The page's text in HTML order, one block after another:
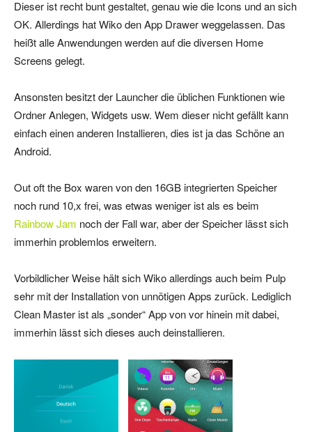
Dieser ist recht bunt gestaltet, genau wie die Icons und an sich
OK. Allerdings hat Wiko den App Drawer weggelassen. Das
heißt alle Anwendungen werden auf die diversen Home
Screens gelegt.
Ansonsten besitzt der Launcher die üblichen Funktionen wie
Ordner Anlegen, Widgets usw. Wem dieser nicht gefällt kann
einfach einen anderen Installieren, dies ist ja das Schöne an
Android.
Out oft the Box waren von den 16GB integrierten Speicher
noch rund 10,x frei, was etwas weniger ist als es beim
Rainbow Jam noch der Fall war, aber der Speicher lässt sich
immerhin problemlos erweitern.
Vorbildlicher Weise hält sich Wiko allerdings auch beim Pulp
sehr mit der Installation von unnötigen Apps zurück. Lediglich
Clean Master ist als „sonder“ App von vor hinein mit dabei,
immerhin lässt sich dieses auch deinstallieren.